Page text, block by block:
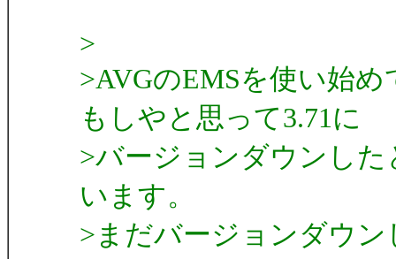
>
>AVGのEMSを使い始
もしやと思って3.71に
>バージョンダウンし
います。
>まだバージョンダウ